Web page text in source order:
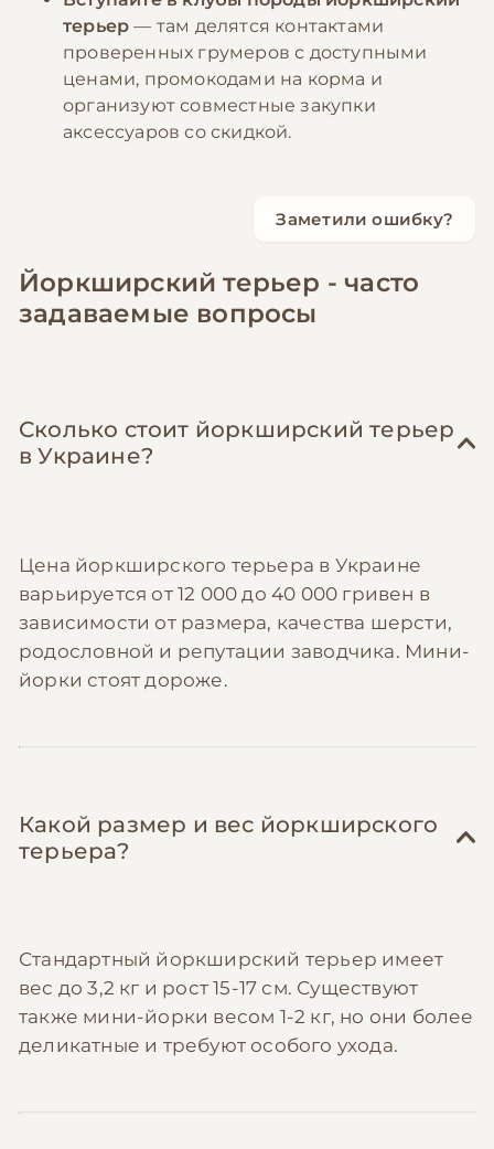
терьер — там делятся контактами
проверенных грумеров с доступными
ценами, промокодами на корма и
организуют совместные закупки
аксессуаров со скидкой.
Заметили ошибку?
Йоркширский терьер - часто
задаваемые вопросы
Сколько стоит йоркширский терьер
в Украине?
Цена йоркширского терьера в Украине
варьируется от 12 000 до 40 000 гривен в
зависимости от размера, качества шерсти,
родословной и репутации заводчика. Мини-
йорки стоят дороже.
Какой размер и вес йоркширского
терьера?
Стандартный йоркширский терьер имеет
вес до 3,2 кг и рост 15-17 см. Существуют
также мини-йорки весом 1-2 кг, но они более
деликатные и требуют особого ухода.